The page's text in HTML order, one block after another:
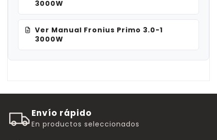
3000W
Ver Manual Fronius Primo 3.0-1
3000W
Envío rápido
En productos seleccionados